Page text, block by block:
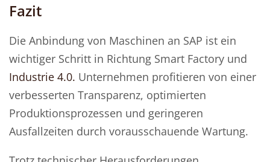
Fazit
Die Anbindung von Maschinen an SAP ist ein
wichtiger Schritt in Richtung Smart Factory und
Industrie 4.0. Unternehmen profitieren von einer
verbesserten Transparenz, optimierten
Produktionsprozessen und geringeren
Ausfallzeiten durch vorausschauende Wartung.